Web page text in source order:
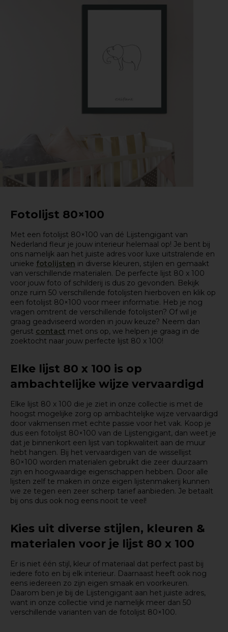
Fotolijst 80×100
Met een fotolijst 80×100 van dé Lijstengigant van
Nederland fleur je jouw interieur helemaal op! Je bent bij
ons namelijk aan het juiste adres voor luxe uitstralende en
unieke fotolijsten in diverse kleuren, stijlen en gemaakt
van verschillende materialen. De perfecte lijst 80 x 100
voor jouw foto of schilderij is dus zo gevonden. Bekijk
onze ruim 50 verschillende fotolijsten hierboven en klik op
een fotolijst 80×100 voor meer informatie. Heb je nog
vragen omtrent de verschillende fotolijsten? Of wil je
graag geadviseerd worden in jouw keuze? Neem dan
gerust contact met ons op, we helpen je graag in de
zoektocht naar jouw perfecte lijst 80 x 100!
Elke lijst 80 x 100 is op
ambachtelijke wijze vervaardigd
Elke lijst 80 x 100 die je ziet in onze collectie is met de
hoogst mogelijke zorg op ambachtelijke wijze vervaardigd
door vakmensen met echte passie voor het vak. Koop je
dus een fotolijst 80×100 van de Lijstengigant, dan weet je
dat je binnenkort een lijst van topkwaliteit aan de muur
hebt hangen. Bij het vervaardigen van de wissellijst
80×100 worden materialen gebruikt die zeer duurzaam
zijn en hoogwaardige eigenschappen hebben. Door alle
lijsten zelf te maken in onze eigen lijstenmakerij kunnen
we ze tegen een zeer scherp tarief aanbieden. Je betaalt
bij ons dus ook nog eens nooit te veel!
Kies uit diverse stijlen, kleuren &
materialen voor je lijst 80 x 100
Er is niet één stijl, kleur of materiaal dat perfect past bij
iedere foto en bij elk interieur. Daarnaast heeft ook nog
eens iedereen zo zijn eigen smaak en voorkeuren.
Daarom ben je bij de Lijstengigant aan het juiste adres,
want in onze collectie vind je namelijk meer dan 50
verschillende varianten van de fotolijst 80×100.